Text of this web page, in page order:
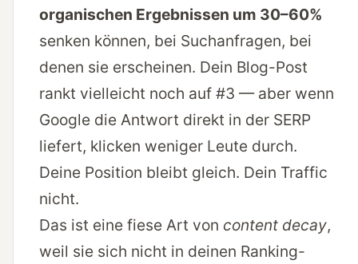
organischen Ergebnissen um 30–60%
senken können, bei Suchanfragen, bei
denen sie erscheinen. Dein Blog-Post
rankt vielleicht noch auf #3 — aber wenn
Google die Antwort direkt in der SERP
liefert, klicken weniger Leute durch.
Deine Position bleibt gleich. Dein Traffic
nicht.
Das ist eine fiese Art von content decay,
weil sie sich nicht in deinen Ranking-